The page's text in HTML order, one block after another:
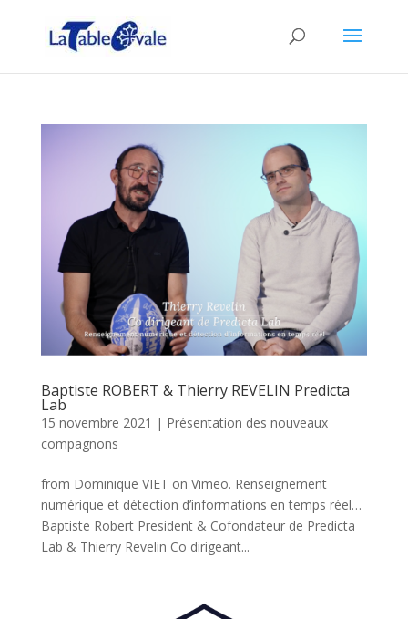
Baptiste ROBERT & Thierry REVELIN Predicta
Lab
15 novembre 2021 | Présentation des nouveaux
compagnons
from Dominique VIET on Vimeo. Renseignement
numérique et détection d’informations en temps réel…
Baptiste Robert President & Cofondateur de Predicta
Lab & Thierry Revelin Co dirigeant...